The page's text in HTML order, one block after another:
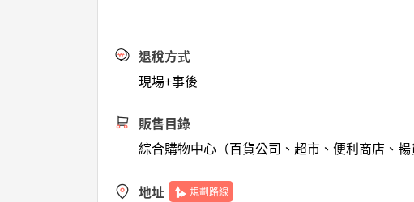
退稅方式
現場+事後
販售目錄
綜合購物中心（百貨公司、超市、便利商店、暢
地址 規劃路線